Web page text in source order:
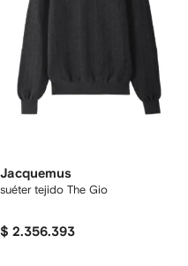
Jacquemus
suéter tejido The Gio
$ 2.356.393